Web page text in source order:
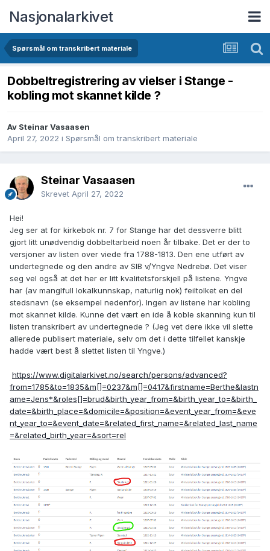
Nasjonalarkivet
Spørsmål om transkribert materiale
Dobbeltregistrering av vielser i Stange -
kobling mot skannet kilde ?
Av Steinar Vasaasen
April 27, 2022 i Spørsmål om transkribert materiale
Steinar Vasaasen
Skrevet April 27, 2022
Hei!
Jeg ser at for kirkebok nr. 7 for Stange har det dessverre blitt
gjort litt unødvendig dobbeltarbeid noen år tilbake. Det er der to
versjoner av listen over viede fra 1788-1813. Den ene utført av
undertegnede og den andre av SIB v/Yngve Nedrebø. Det viser
seg vel også at det her er litt kvalitetsforskjell på listene. Yngve
har (av manglfull lokalkunnskap, naturlig nok) feiltolket en del
stedsnavn (se eksempel nedenfor). Ingen av listene har kobling
mot skannet kilde. Kunne det vært en ide å koble skanning kun til
listen transkribert av undertegnede ? (Jeg vet dere ikke vil slette
allerede publisert materiale, selv om det i dette tilfellet kanskje
hadde vært best å slettet listen til Yngve.)
https://www.digitalarkivet.no/search/persons/advanced?
from=1785&to=1835&m[]=0237&m[]=0417&firstname=Berthe&lastn
ame=Jens*&roles[]=brud&birth_year_from=&birth_year_to=&birth_
date=&birth_place=&domicile=&position=&event_year_from=&eve
nt_year_to=&event_date=&related_first_name=&related_last_name
=&related_birth_year=&sort=rel